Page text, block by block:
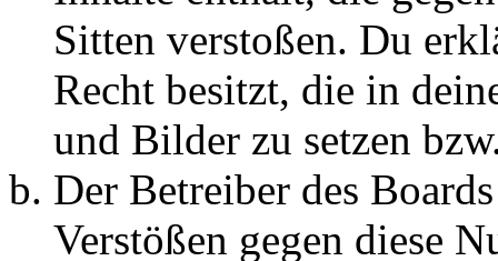
Sitten verstoßen. Du
Recht besitzt, die in
und Bilder zu setzen
Der Betreiber des
Verstößen gegen diese